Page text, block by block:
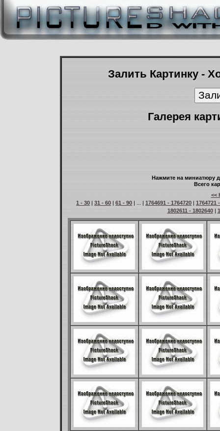
Залить Картинку -
Галерея
Нажмите на миниатюру
Всего
<<
1 - 30 | 31 - 60 | 61 - 90 | ... | 1764691 - 1764720 | 1764721
1802611 - 1802640|